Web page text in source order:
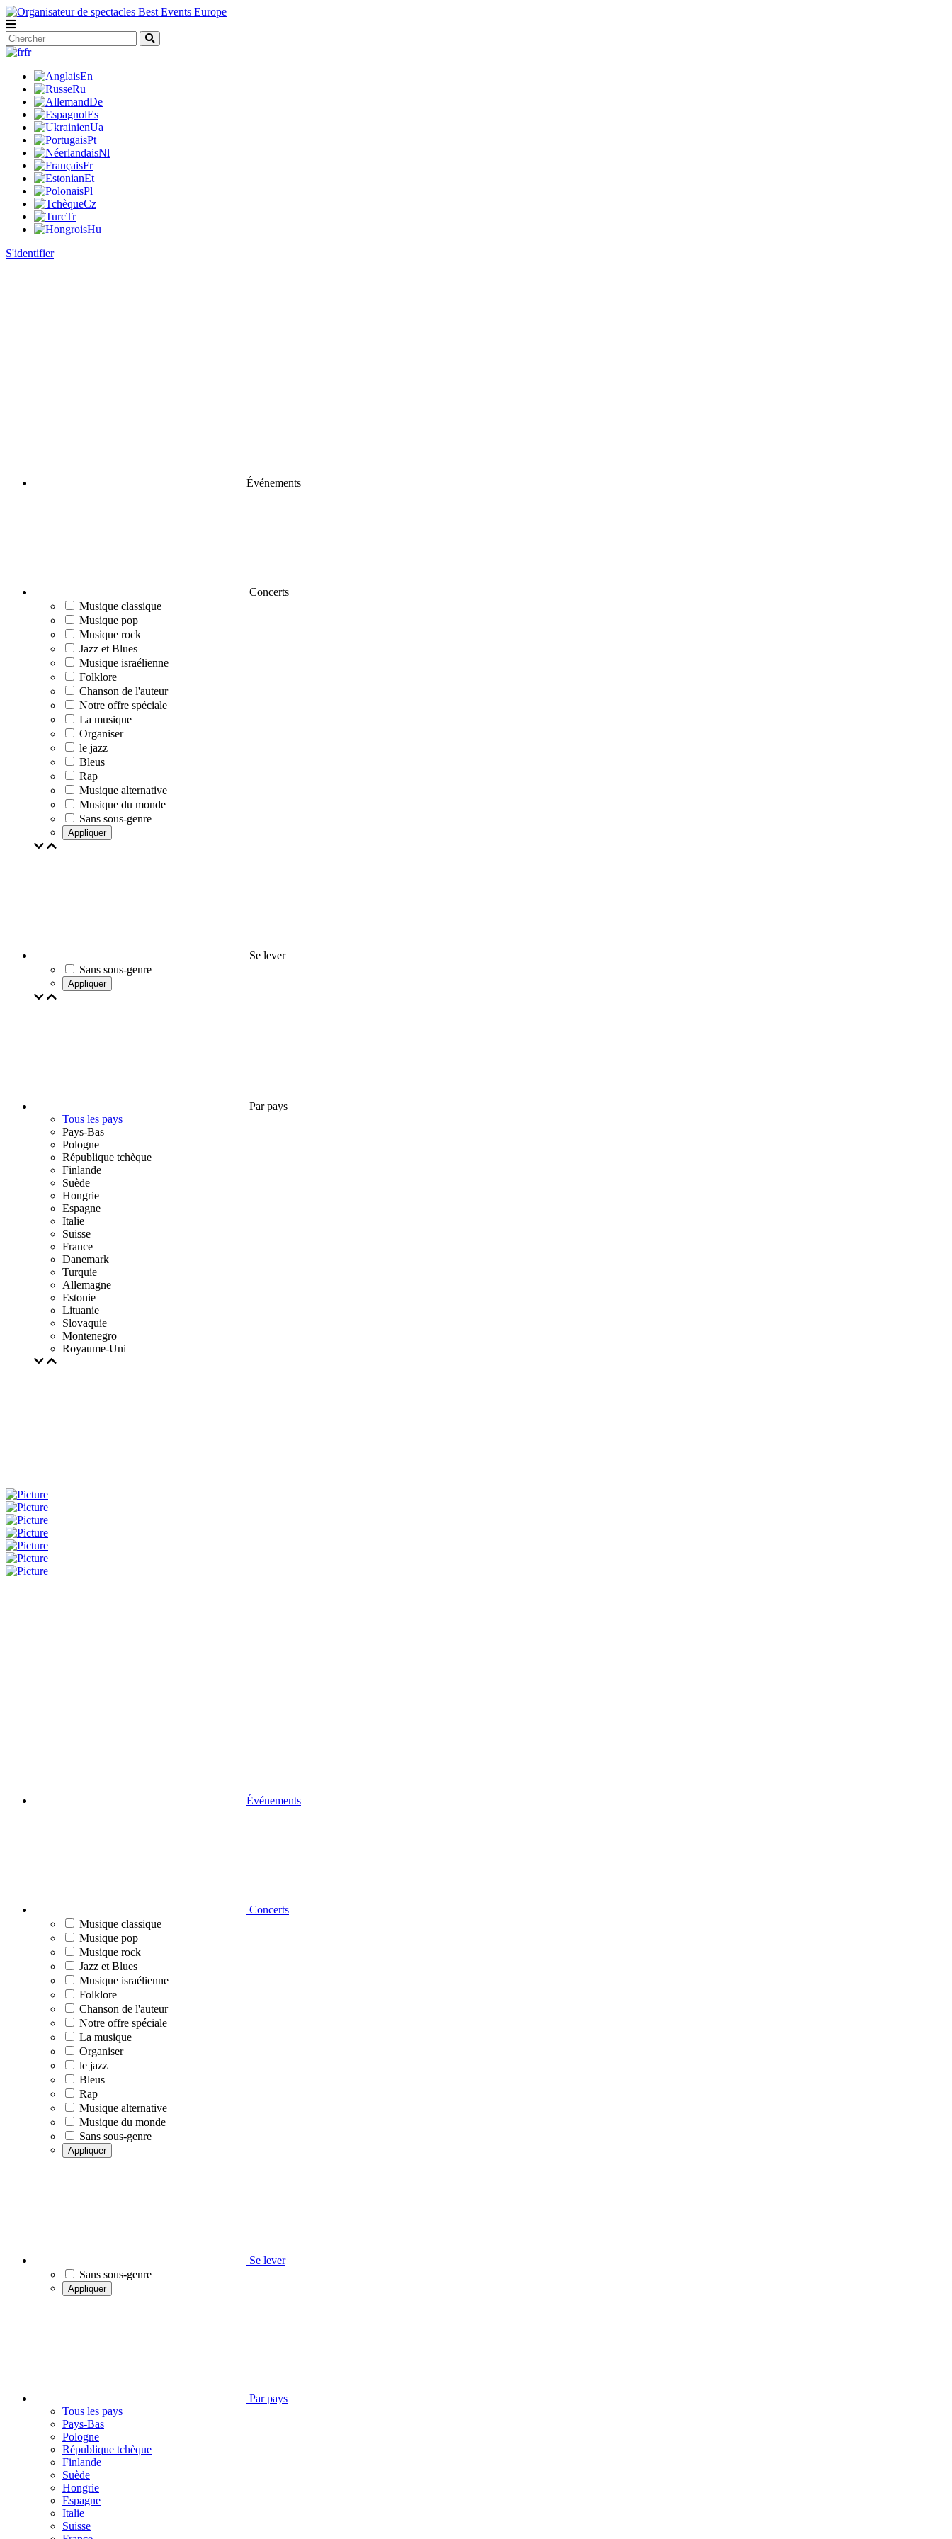
fr
En
Ru
De
Es
Ua
Pt
Nl
Fr
Et
Pl
Cz
Tr
Hu
S'identifier
Événements
Concerts
Musique classique
Musique pop
Musique rock
Jazz et Blues
Musique israélienne
Folklore
Chanson de l'auteur
Notre offre spéciale
La musique
Organiser
le jazz
Bleus
Rap
Musique alternative
Musique du monde
Sans sous-genre
Appliquer
Se lever
Sans sous-genre
Appliquer
Par pays
Tous les pays
Pays-Bas
Pologne
République tchèque
Finlande
Suède
Hongrie
Espagne
Italie
Suisse
France
Danemark
Turquie
Allemagne
Estonie
Lituanie
Slovaquie
Montenegro
Royaume-Uni
Événements
Concerts
Musique classique
Musique pop
Musique rock
Jazz et Blues
Musique israélienne
Folklore
Chanson de l'auteur
Notre offre spéciale
La musique
Organiser
le jazz
Bleus
Rap
Musique alternative
Musique du monde
Sans sous-genre
Appliquer
Se lever
Sans sous-genre
Appliquer
Par pays
Tous les pays
Pays-Bas
Pologne
République tchèque
Finlande
Suède
Hongrie
Espagne
Italie
Suisse